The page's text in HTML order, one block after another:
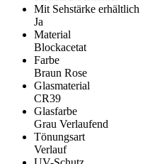
Mit Sehstärke erhältlich
Ja
Material
Blockacetat
Farbe
Braun Rose
Glasmaterial
CR39
Glasfarbe
Grau Verlaufend
Tönungsart
Verlauf